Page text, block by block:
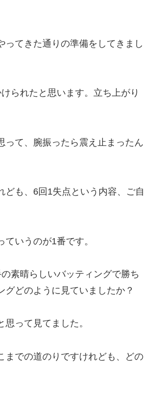
ってきた通りの準備をしてきまし
られたと思います。立ち上がり
って、腕振ったら震え止まったん
も、6回1失点という内容、ご自
いうのが1番です。
素晴らしいバッティングで勝ち
どのように見ていましたか？
って見てました。
までの道のりですけれども、どの